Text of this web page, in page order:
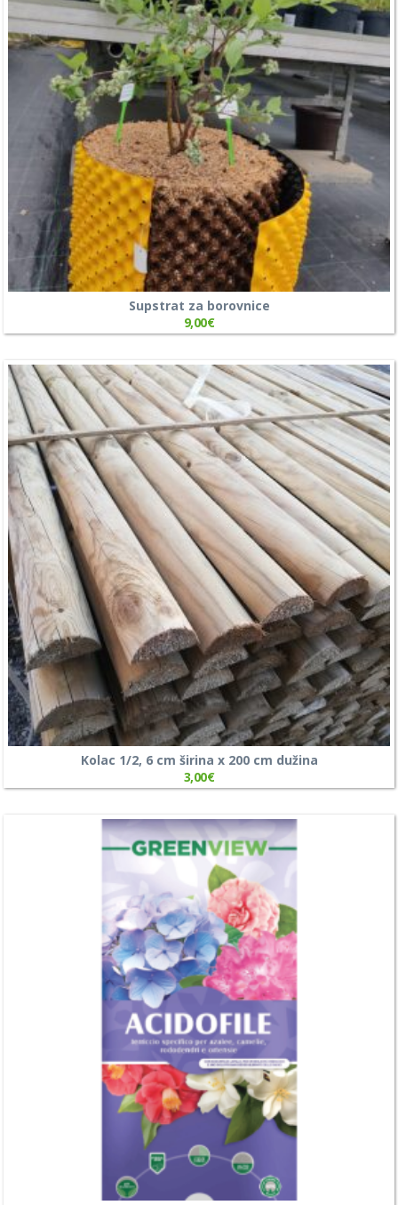
Supstrat za borovnice
9,00€
Kolac 1/2, 6 cm širina x 200 cm dužina
3,00€